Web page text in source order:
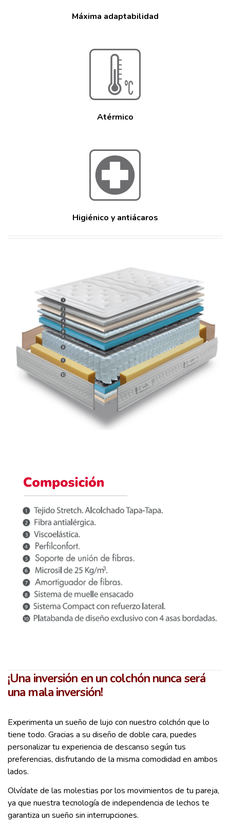
Máxima adaptabilidad
Atérmico
Higiénico y antiácaros
¡Una inversión en un colchón nunca será
una mala inversión!
Experimenta un sueño de lujo con nuestro colchón que lo
tiene todo. Gracias a su diseño de doble cara, puedes
personalizar tu experiencia de descanso según tus
preferencias, disfrutando de la misma comodidad en ambos
lados.
Olvídate de las molestias por los movimientos de tu pareja,
ya que nuestra tecnología de independencia de lechos te
garantiza un sueño sin interrupciones.